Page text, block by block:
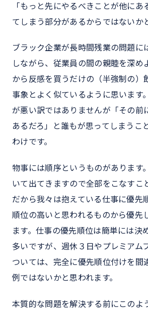
「もっと先にやるべきことが他にあ
てしまう部分があるからではないか
ブラック企業が長時間残業の問題に
しながら、従業員の間の親睦を深め
から反感を買うだけの（半強制の）
事象とよく似ているように思います
が悪い訳ではありませんが「その前
あるだろ」と誰もが思ってしまうこ
わけです。
物事には順序というものがあります
いて出てきますので全部をこなすこ
だから我々は抱えている仕事に優先
順位の高いと思われるものから優先
ます。仕事の優先順位は簡単には決
多いですが、週休３日やプレミアム
ついては、完全に優先順位付けを間
例ではないかと思われます。
本質的な問題を解決する前にこのよ